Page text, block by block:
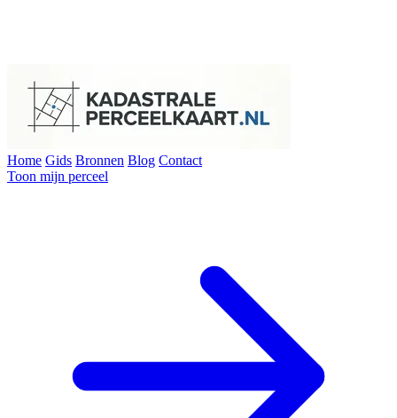
Home Gids Bronnen Blog Contact
Toon mijn perceel